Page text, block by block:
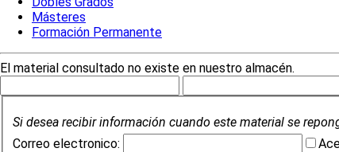
Másteres
Formación Permanente
El material consultado no existe en nuestro almacén.
Si desea recibir información cuando este material se
Correo electronico: